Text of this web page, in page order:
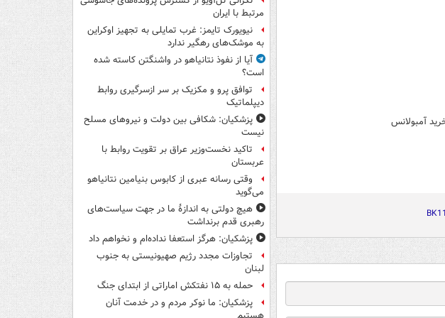
مرتبط با ایران
نیویورک تایمز: غرب تمایلی به تجهیز اوکراین
به موشک‌های رهگیر ندارد
آیا از نفوذ نتانیاهو در واشنگتن کاسته شده
است؟
توافق پرو و مکزیک بر سر ازسرگیری روابط
دیپلماتیک
پزشکیان: شکافی بین دولت و نیروهای مسلح
نیست
تاکید نخست‌وزیر عراق بر تقویت روابط با
عربستان
وقتی رسانه عبری از کابوس بنیامین نتانیاهو
می‌گوید
هیچ دولتی به اندازۀ ما در جهت سیاست‌های
رهبری قدم برنداشت
پزشکیان: هرگز استعفا نداده‌ام و نخواهم داد
تجاوزات مجدد رژیم صهیونیستی به جنوب
لبنان
حمله به ۱۵ نفتکش‌ اماراتی از ابتدای جنگ
پزشکیان: ما نوکر مردم و در خدمت آنان